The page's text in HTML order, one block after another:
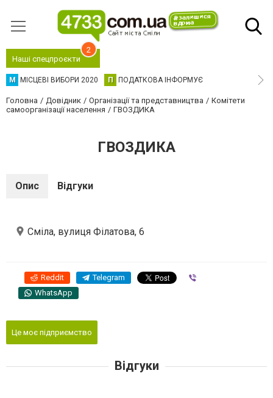
Наші спецпроєкти
2
М МІСЦЕВІ ВИБОРИ 2020 П ПОДАТКОВА ІНФОРМУЄ
Головна Довідник Організації та представництва
Комітети
самоорганізації населення
ГВОЗДИКА
ГВОЗДИКА
Опис Відгуки
Сміла, вулиця Філатова, 6
Reddit Telegram
WhatsApp
Це моє підприємство
Відгуки